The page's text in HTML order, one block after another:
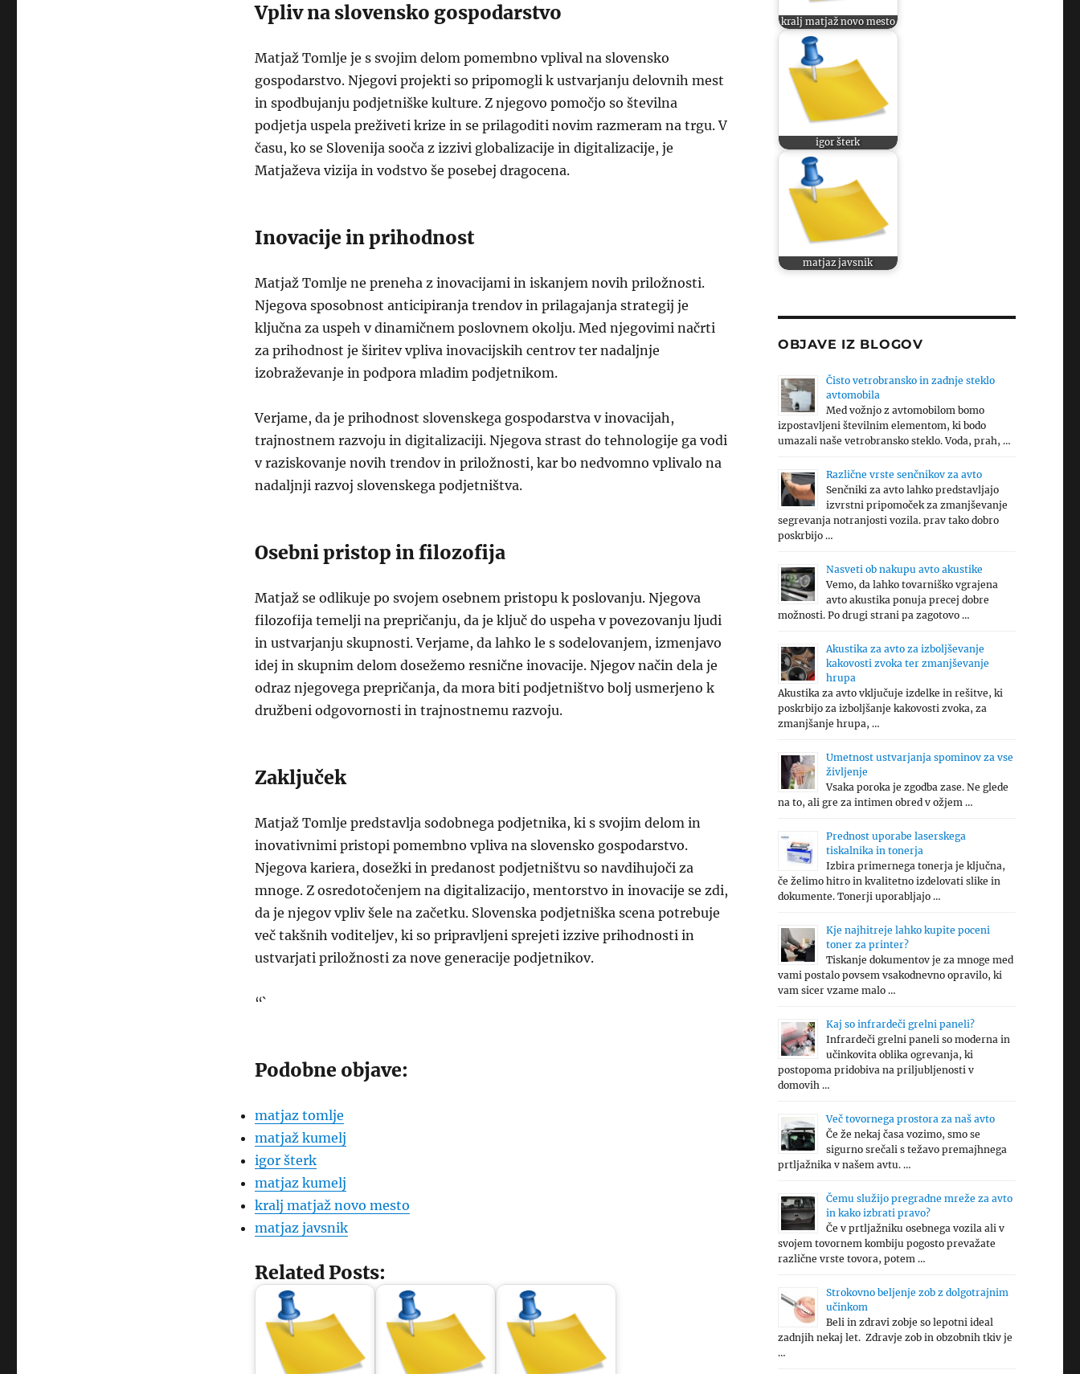
Vpliv na slovensko gospodarstvo
Matjaž Tomlje je s svojim delom pomembno vplival na slovensko
gospodarstvo. Njegovi projekti so pripomogli k ustvarjanju delovnih mest
in spodbujanju podjetniške kulture. Z njegovo pomočjo so številna
podjetja uspela preživeti krize in se prilagoditi novim razmeram na trgu. V
času, ko se Slovenija sooča z izzivi globalizacije in digitalizacije, je
Matjaževa vizija in vodstvo še posebej dragocena.
Inovacije in prihodnost
Matjaž Tomlje ne preneha z inovacijami in iskanjem novih priložnosti.
Njegova sposobnost anticipiranja trendov in prilagajanja strategij je
ključna za uspeh v dinamičnem poslovnem okolju. Med njegovimi načrti
za prihodnost je širitev vpliva inovacijskih centrov ter nadaljnje
izobraževanje in podpora mladim podjetnikom.
Verjame, da je prihodnost slovenskega gospodarstva v inovacijah,
trajnostnem razvoju in digitalizaciji. Njegova strast do tehnologije ga vodi
v raziskovanje novih trendov in priložnosti, kar bo nedvomno vplivalo na
nadaljnji razvoj slovenskega podjetništva.
Osebni pristop in filozofija
Matjaž se odlikuje po svojem osebnem pristopu k poslovanju. Njegova
filozofija temelji na prepričanju, da je ključ do uspeha v povezovanju ljudi
in ustvarjanju skupnosti. Verjame, da lahko le s sodelovanjem, izmenjavo
idej in skupnim delom dosežemo resnične inovacije. Njegov način dela je
odraz njegovega prepričanja, da mora biti podjetništvo bolj usmerjeno k
družbeni odgovornosti in trajnostnemu razvoju.
Zaključek
Matjaž Tomlje predstavlja sodobnega podjetnika, ki s svojim delom in
inovativnimi pristopi pomembno vpliva na slovensko gospodarstvo.
Njegova kariera, dosežki in predanost podjetništvu so navdihujoči za
mnoge. Z osredotočenjem na digitalizacijo, mentorstvo in inovacije se zdi,
da je njegov vpliv šele na začetku. Slovenska podjetniška scena potrebuje
več takšnih voditeljev, ki so pripravljeni sprejeti izzive prihodnosti in
ustvarjati priložnosti za nove generacije podjetnikov.
“`
Podobne objave:
matjaz tomlje
matjaž kumelj
igor šterk
matjaz kumelj
kralj matjaž novo mesto
matjaz javsnik
Related Posts:
kralj matjaž novo mesto
igor šterk
matjaz javsnik
OBJAVE IZ BLOGOV
Čisto vetrobransko in zadnje steklo
avtomobila
Med vožnjo z avtomobilom bomo
izpostavljeni številnim elementom, ki bodo
umazali naše vetrobransko steklo. Voda, prah, …
Različne vrste senčnikov za avto
Senčniki za avto lahko predstavljajo
izvrstni pripomoček za zmanjševanje
segrevanja notranjosti vozila. prav tako dobro
poskrbijo …
Nasveti ob nakupu avto akustike
Vemo, da lahko tovarniško vgrajena
avto akustika ponuja precej dobre
možnosti. Po drugi strani pa zagotovo …
Akustika za avto za izboljševanje
kakovosti zvoka ter zmanjševanje
hrupa
Akustika za avto vključuje izdelke in rešitve, ki
poskrbijo za izboljšanje kakovosti zvoka, za
zmanjšanje hrupa, …
Umetnost ustvarjanja spominov za vse
življenje
Vsaka poroka je zgodba zase. Ne glede
na to, ali gre za intimen obred v ožjem …
Prednost uporabe laserskega
tiskalnika in tonerja
Izbira primernega tonerja je ključna,
če želimo hitro in kvalitetno izdelovati slike in
dokumente. Tonerji uporabljajo …
Kje najhitreje lahko kupite poceni
toner za printer?
Tiskanje dokumentov je za mnoge med
vami postalo povsem vsakodnevno opravilo, ki
vam sicer vzame malo …
Kaj so infrardeči grelni paneli?
Infrardeči grelni paneli so moderna in
učinkovita oblika ogrevanja, ki
postopoma pridobiva na priljubljenosti v
domovih …
Več tovornega prostora za naš avto
Če že nekaj časa vozimo, smo se
sigurno srečali s težavo premajhnega
prtljažnika v našem avtu. …
Čemu služijo pregradne mreže za avto
in kako izbrati pravo?
Če v prtljažniku osebnega vozila ali v
svojem tovornem kombiju pogosto prevažate
različne vrste tovora, potem …
Strokovno beljenje zob z dolgotrajnim
učinkom
Beli in zdravi zobje so lepotni ideal
zadnjih nekaj let. Zdravje zob in obzobnih tkiv je
…